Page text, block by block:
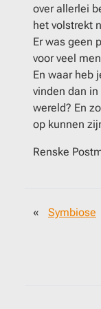
over allerlei
het volstrekt
Er was geen
voor veel
En waar heb
vinden dan
wereld? En
op kunnen
Renske
« Symbiose